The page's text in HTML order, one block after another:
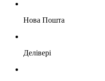
Нова Пошта
Делівері